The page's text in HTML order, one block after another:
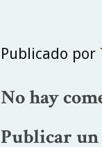
Publicado por
No hay
Publicar